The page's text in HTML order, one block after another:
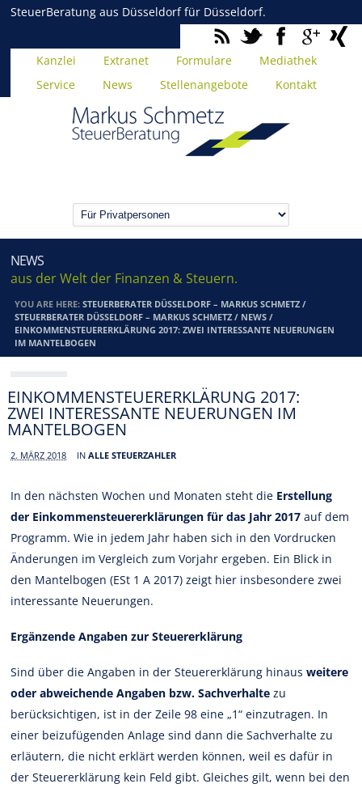
SteuerBeratung aus Düsseldorf für Düsseldorf.
Kanzlei Extranet Formulare
Mediathek
Service
News Stellenangebote Kontakt
NEWS
aus der Welt der Finanzen & Steuern.
YOU ARE HERE:STEUERBERATER DÜSSELDORF – MARKUS SCHMETZ /
STEUERBERATER DÜSSELDORF – MARKUS SCHMETZ / NEWS /
EINKOMMENSTEUERERKLÄRUNG 2017: ZWEI INTERESSANTE NEUERUNGEN
IM MANTELBOGEN
EINKOMMENSTEUERERKLÄRUNG 2017:
ZWEI INTERESSANTE NEUERUNGEN IM
MANTELBOGEN
2. MÄRZ 2018 INALLE STEUERZAHLER
In den nächsten Wochen und Monaten steht die Erstellung
der Einkommensteuererklärungen für das Jahr 2017 auf dem
Programm. Wie in jedem Jahr haben sich in den Vordrucken
Änderungen im Vergleich zum Vorjahr ergeben. Ein Blick in
den Mantelbogen (ESt 1 A 2017) zeigt hier insbesondere zwei
interessante Neuerungen.
Ergänzende Angaben zur Steuererklärung
Sind über die Angaben in der Steuererklärung hinausweitere
oder abweichende Angaben bzw. Sachverhalte zu
berücksichtigen, ist in der Zeile 98 eine „1“ einzutragen. In
einer beizufügenden Anlage sind dann die Sachverhalte zu
erläutern, die nicht erklärt werden können, weil es dafür in
der Steuererklärung kein Feld gibt. Gleiches gilt, wenn bei den